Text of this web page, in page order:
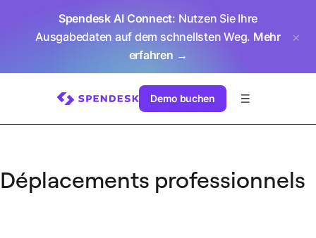
Spendesk AI Connect: Nutzen Sie Ihre
Ausgabedaten auf dem schnellsten Weg. Mehr
erfahren →
Demo buchen
Déplacements professionnels